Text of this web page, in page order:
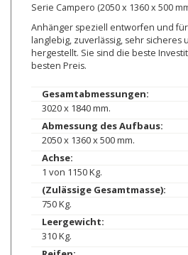
Serie Campero (2050 x 1360 x 500
Anhänger speziell entworfen und
langlebig, zuverlässig, sehr sicheres
hergestellt. Sie sind die beste
besten Preis.
Gesamtabmessungen:
3020 x 1840 mm.
Abmessung des Aufbaus:
2050 x 1360 x 500 mm.
Achse:
1 von 1150 Kg.
(Zulässige Gesamtmasse):
750 Kg.
Leergewicht:
310 Kg.